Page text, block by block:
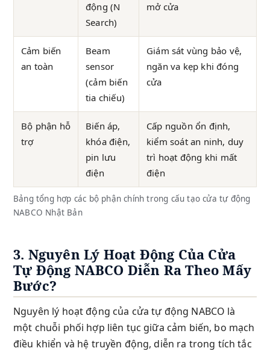
Bảng tổng hợp các bộ phận chính trong cấu tạo cửa tự động
NABCO Nhật Bản
động (N
Search)
mở cửa
Cảm biến
an toàn
Beam
sensor
(cảm biến
tia chiếu)
Giám sát vùng bảo vệ,
ngăn va kẹp khi đóng
cửa
Bộ phận hỗ
trợ
Biến áp,
khóa điện,
pin lưu
điện
Cấp nguồn ổn định,
kiểm soát an ninh, duy
trì hoạt động khi mất
điện
3. Nguyên Lý Hoạt Động Của Cửa
Tự Động NABCO Diễn Ra Theo Mấy
Bước?
Nguyên lý hoạt động của cửa tự động NABCO là
một chuỗi phối hợp liên tục giữa cảm biến, bo mạch
điều khiển và hệ truyền động, diễn ra trong tích tắc